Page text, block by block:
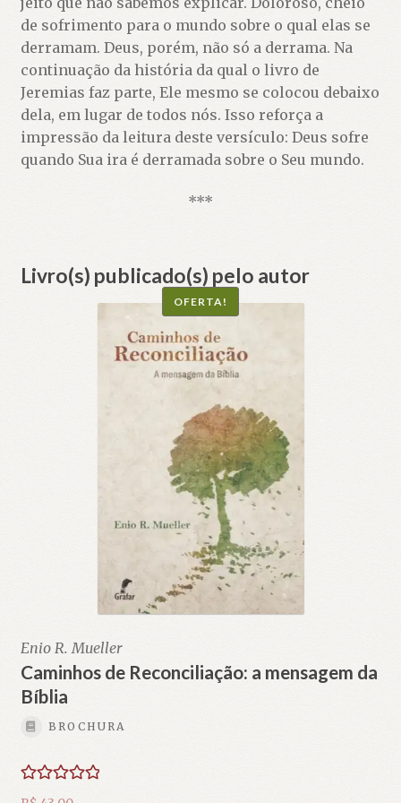
de sofrimento para o mundo sobre o qual elas se
derramam. Deus, porém, não só a derrama. Na
continuação da história da qual o livro de
Jeremias faz parte, Ele mesmo se colocou debaixo
dela, em lugar de todos nós. Isso reforça a
impressão da leitura deste versículo: Deus sofre
quando Sua ira é derramada sobre o Seu mundo.
***
Livro(s) publicado(s) pelo autor
Enio R. Mueller
Caminhos de Reconciliação: a mensagem da
Bíblia
BROCHURA
Avaliação
OFERTA!